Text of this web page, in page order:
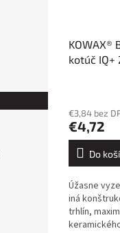
KOWAX®
kotúč IQ+
€3,84 bez
€4,72
Do
Úžasne
iná
trhlín,